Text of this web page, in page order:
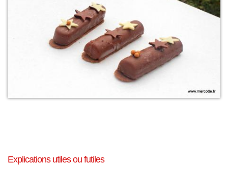
Explications utiles ou futiles